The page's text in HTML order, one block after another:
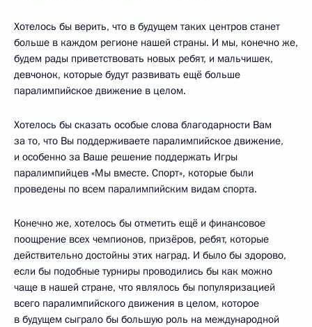
Хотелось бы верить, что в будущем таких центров станет
больше в каждом регионе нашей страны. И мы, конечно же,
будем рады приветствовать новых ребят, и мальчишек,
девчонок, которые будут развивать ещё больше
паралимпийское движение в целом.
Хотелось бы сказать особые слова благодарности Вам
за то, что Вы поддерживаете паралимпийское движение,
и особенно за Ваше решение поддержать Игры
паралимпийцев «Мы вместе. Спорт», которые были
проведены по всем паралимпийским видам спорта.
Конечно же, хотелось бы отметить ещё и финансовое
поощрение всех чемпионов, призёров, ребят, которые
действительно достойны этих наград. И было бы здорово,
если бы подобные турниры проводились бы как можно
чаще в нашей стране, что являлось бы популяризацией
всего паралимпийского движения в целом, которое
в будущем сыграло бы большую роль на международной